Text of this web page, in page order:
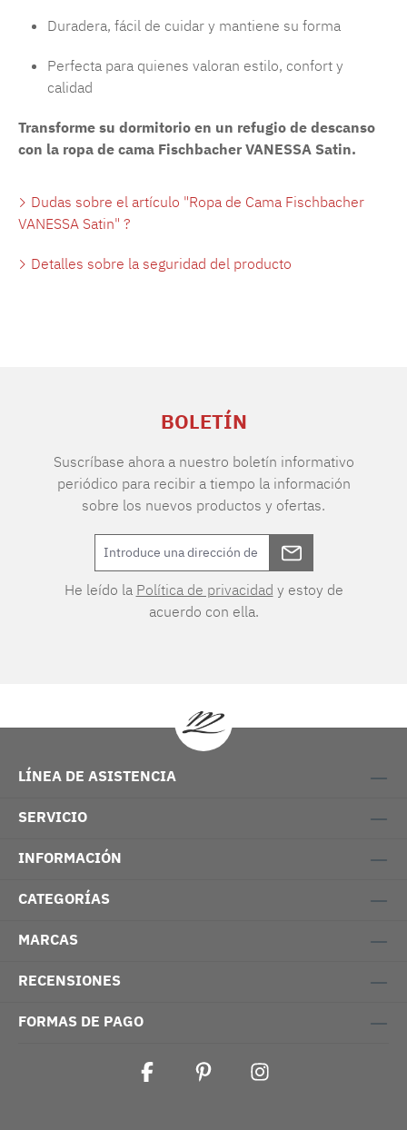
Duradera, fácil de cuidar y mantiene su forma
Perfecta para quienes valoran estilo, confort y
calidad
Transforme su dormitorio en un refugio de descanso
con la ropa de cama Fischbacher VANESSA Satin.
Dudas sobre el artículo "Ropa de Cama Fischbacher
VANESSA Satin" ?
Detalles sobre la seguridad del producto
BOLETÍN
Suscríbase ahora a nuestro boletín informativo
periódico para recibir a tiempo la información
sobre los nuevos productos y ofertas.
He leído la Política de privacidad y estoy de
acuerdo con ella.
LÍNEA DE ASISTENCIA
SERVICIO
INFORMACIÓN
CATEGORÍAS
MARCAS
RECENSIONES
FORMAS DE PAGO